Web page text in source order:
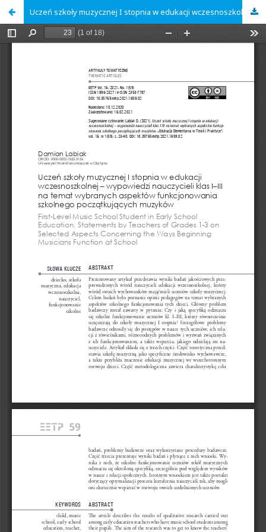
Uczeń szkoły muzycznej I stopnia w edukacji wczesnoszkolnej – wypowiedzi nauczycieli klas I–III na temat wybranych aspektów funkcjonowania szkolnego początkujących muzyków